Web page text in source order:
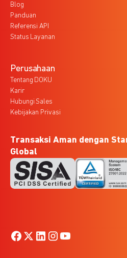
Blog
Panduan
Referensi API
Status Layanan
Perusahaan
Tentang DOKU
Karir
Hubungi Sales
Kebijakan Privasi
Transaksi Aman dengan
Global